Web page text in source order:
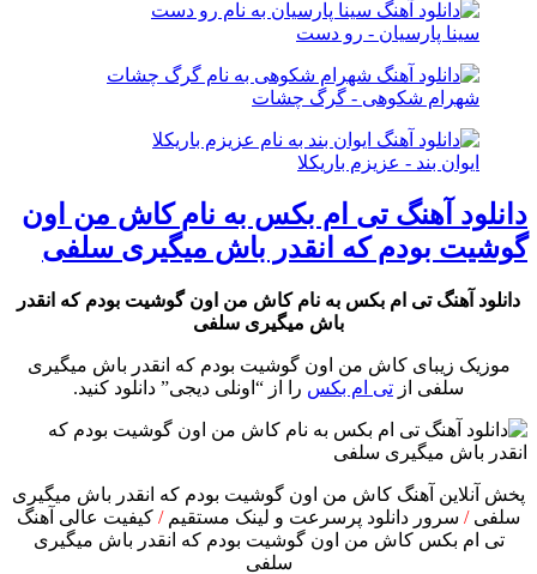
سینا پارسیان - رو دست
شهرام شکوهی - گرگ چشات
ایوان بند - عزیزم باریکلا
دانلود آهنگ تی ام بکس به نام کاش من اون
گوشیت بودم که انقدر باش میگیری سلفی
دانلود آهنگ تی ام بکس به نام کاش من اون گوشیت بودم که انقدر
باش میگیری سلفی
موزیک زیبای کاش من اون گوشیت بودم که انقدر باش میگیری
سلفی از تی ام بکس را از “اونلی دیجی” دانلود کنید.
پخش آنلاین آهنگ کاش من اون گوشیت بودم که انقدر باش میگیری
سلفی/ سرور دانلود پرسرعت و لینک مستقیم/ کیفیت عالی آهنگ
تی ام بکس کاش من اون گوشیت بودم که انقدر باش میگیری
سلفی